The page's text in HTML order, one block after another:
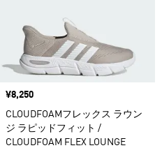
価格
¥8,250
CLOUDFOAMフレックス ラウン
ジ ラピッドフィット /
CLOUDFOAM FLEX LOUNGE